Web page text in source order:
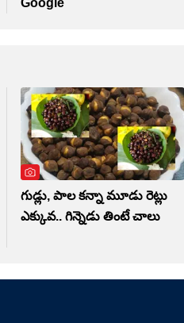
Google
గుడ్లు, పాల కన్నా మూడు రెట్లు
ఎక్కువ.. గిన్నెడు తింటే చాలు